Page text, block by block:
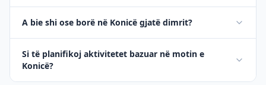
A bie shi ose borë në Konicë gjatë dimrit?
Si të planifikoj aktivitetet bazuar në motin e
Konicë?